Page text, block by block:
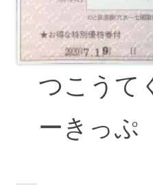
つこうて
ーきっぷ